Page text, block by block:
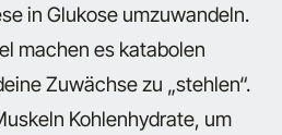
in Glukose umzuwandeln.
machen es katabolen
Zuwächse zu „stehlen“.
Kohlenhydrate, um